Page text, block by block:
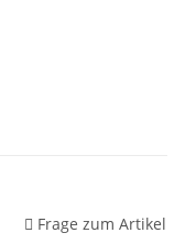
Frage zum Artikel